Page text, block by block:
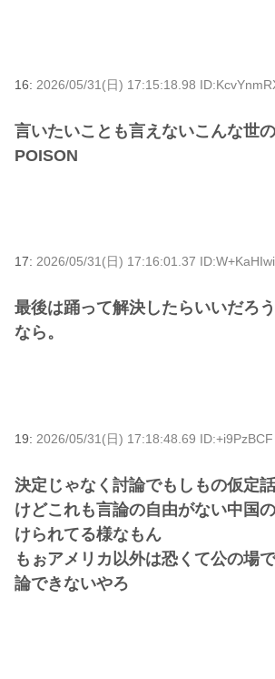
16: 2026/05/31(日) 17:15:18.98
言いたいことも言えないこんな世
POISON
17: 2026/05/31(日) 17:16:01.37 ID:W+KaHIwi
最後は踊って解決したらいいだろ
なら。
19: 2026/05/31(日) 17:18:48.69 ID:+i9PzBCF
決定じゃなく討論でもしもの仮定
けどこれも言論の自由がない中国
けられてる様なもん
もぉアメリカ以外は恐くて公の場
論できないやろ